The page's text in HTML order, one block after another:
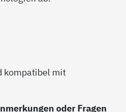
kompatibel mit
oder Fragen